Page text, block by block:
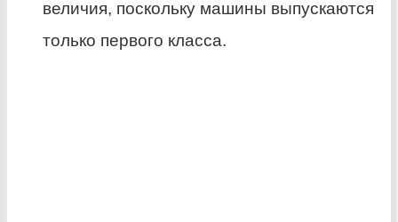
величия, поскольку машины выпускаются
только первого класса.